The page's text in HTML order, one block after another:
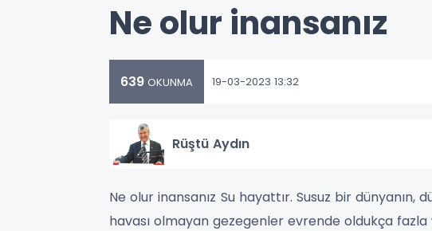
Ne olur inansanız
639 OKUNMA 19-03-2023 13:32
Rüştü Aydın
Ne olur inansanız Su hayattır. Susuz bir dünyanın,
havası olmayan gezegenler evrende oldukça